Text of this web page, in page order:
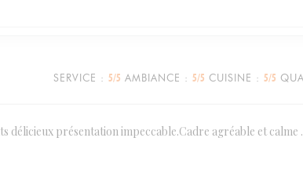
SERVICE : 5/5 AMBIANCE : 5/5 CUISINE : 5/5
délicieux présentation impeccable.Cadre agréable et calme